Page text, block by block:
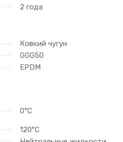
2 года
Ковкий чугун
GGG50
EPDM
0°C
120°C